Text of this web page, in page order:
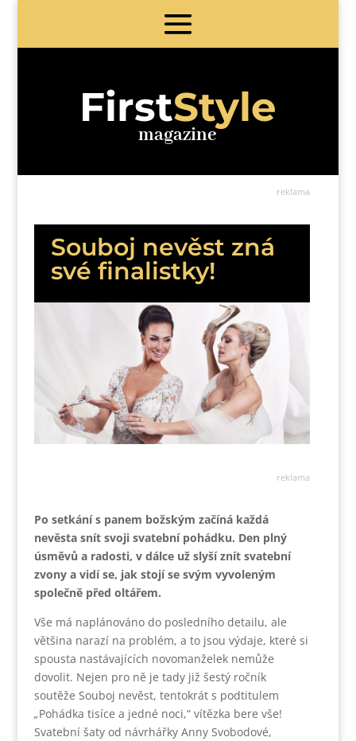
FirstStyle
magazine
reklama
Souboj nevěst zná
své finalistky!
reklama
Po setkání s panem božským začíná každá
nevěsta snít svoji svatební pohádku. Den plný
úsměvů a radosti, v dálce už slyší znít svatební
zvony a vidí se, jak stojí se svým vyvoleným
společně před oltářem.
Vše má naplánováno do posledního detailu, ale
většina narazí na problém, a to jsou výdaje, které si
spousta nastávajících novomanželek nemůže
dovolit. Nejen pro ně je tady již šestý ročník
soutěže Souboj nevěst, tentokrát s podtitulem
„Pohádka tisíce a jedné noci,“ vítězka bere vše!
Svatební šaty od návrhářky Anny Svobodové,